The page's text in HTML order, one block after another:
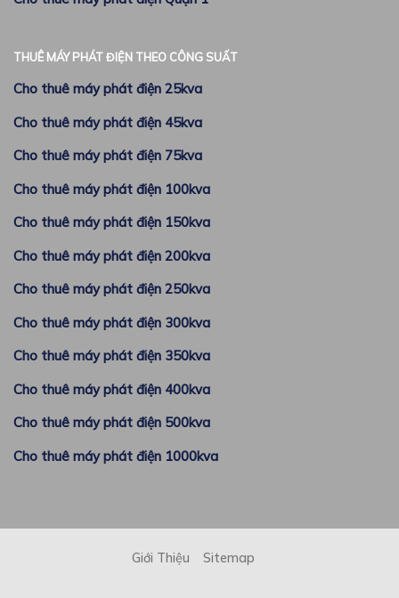
THUÊ MÁY PHÁT ĐIỆN THEO CÔNG SUẤT
Cho thuê máy phát điện 25kva
Cho thuê máy phát điện 45kva
Cho thuê máy phát điện 75kva
Cho thuê máy phát điện 100kva
Cho thuê máy phát điện 150kva
Cho thuê máy phát điện 200kva
Cho thuê máy phát điện 250kva
Cho thuê máy phát điện 300kva
Cho thuê máy phát điện 350kva
Cho thuê máy phát điện 400kva
Cho thuê máy phát điện 500kva
Cho thuê máy phát điện 1000kva
Giới Thiệu Sitemap